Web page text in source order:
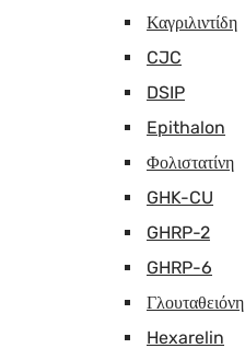
Καγριλιντίδη
CJC
DSIP
Epithalon
Φολιστατίνη
GHK-CU
GHRP-2
GHRP-6
Γλουταθειόνη
Hexarelin